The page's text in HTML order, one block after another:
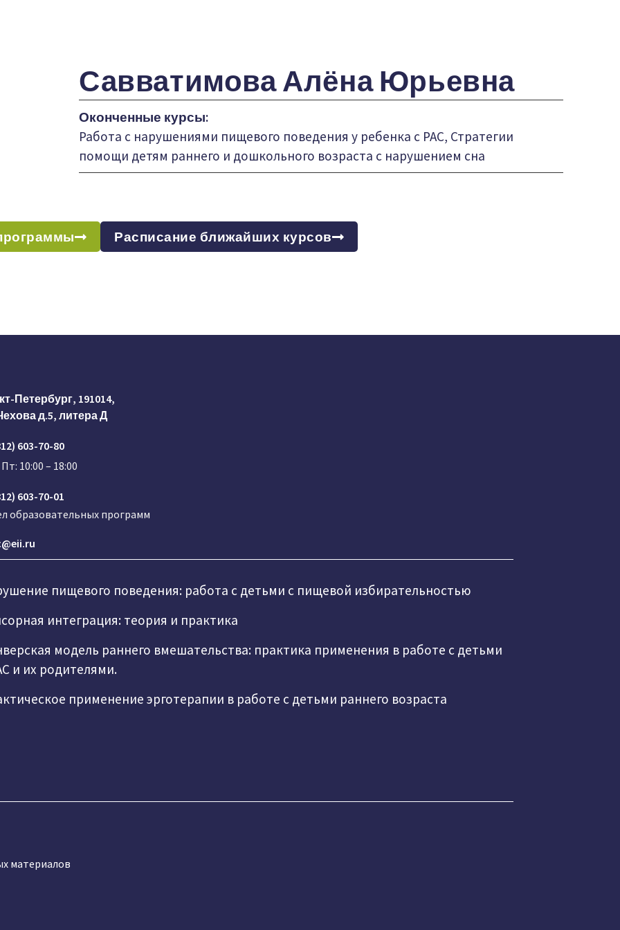
Савватимова Алёна Юрьевна
Оконченные курсы:
Работа с нарушениями пищевого поведения у ребенка с РАС, Стратегии
помощи детям раннего и дошкольного возраста с нарушением сна
Расписание ближайших курсов
Петербург, 191014,
д.5, литера Д
603-70-80
10:00 – 18:00
603-70-01
образовательных программ
пищевого поведения: работа с детьми с пищевой избирательностью
интеграция: теория и практика
модель раннего вмешательства: практика применения в работе с детьми
и их родителями.
применение эрготерапии в работе с детьми раннего возраста
материалов